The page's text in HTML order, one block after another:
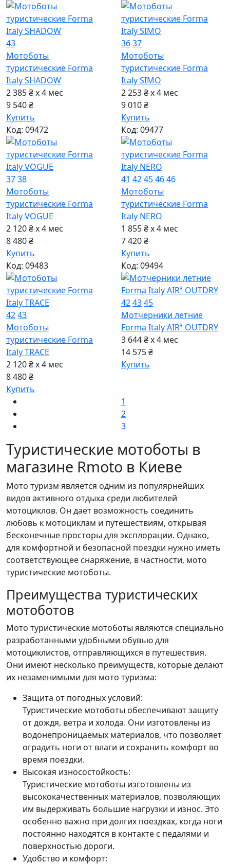
Туристические мотоботы в
магазине Rmoto в Киеве
Мото туризм является одним из популярнейших
видов активного отдыха среди любителей
мотоциклов. Он дает возможность соединить
любовь к мотоциклам и путешествиям, открывая
бесконечные просторы для эксплорации. Однако,
для комфортной и безопасной поездки нужно иметь
соответствующее снаряжение, в частности, мото
туристические мотоботы.
Преимущества туристических
мотоботов
Мото туристические мотоботы являются специально
разработанными удобными обувью для
мотоциклистов, отправляющихся в путешествия.
Они имеют несколько преимуществ, которые делают
их незаменимыми для мото туризма:
Защита от погодных условий:
Туристические мотоботы обеспечивают защиту
от дождя, ветра и холода. Они изготовлены из
водонепроницаемых материалов, что позволяет
оградить ноги от влаги и сохранить комфорт во
время поездки.
Высокая износостойкость:
Туристические мотоботы изготовлены из
высококачественных материалов, позволяющих
им выдерживать большие нагрузки и износ. Это
особенно важно при долгих поездках, когда ноги
постоянно находятся в контакте с педалями и
поверхностью дороги.
Удобство и комфорт:
43
Мотоботы
туристические Forma
Italy SHADOW
2 385 ₴ x 4 мес
9 540 ₴
Купить
3637
Мотоботы
туристические Forma
Italy SIMO
2 253 ₴ x 4 мес
9 010 ₴
Купить
Код: 09472
3738
Мотоботы
туристические Forma
Italy VOGUE
2 120 ₴ x 4 мес
8 480 ₴
Купить
Код: 09477
41 42454646
Мотоботы
туристические Forma
Italy NERO
1 855 ₴ x 4 мес
7 420 ₴
Купить
Код: 09483
4243
Мотоботы
туристические Forma
Italy TRACE
2 120 ₴ x 4 мес
8 480 ₴
Купить
Код: 09494
424345
Мотчерники летние
Forma Italy AIR³ OUTDRY
3 644 ₴ x 4 мес
14 575 ₴
Купить
1
2
3